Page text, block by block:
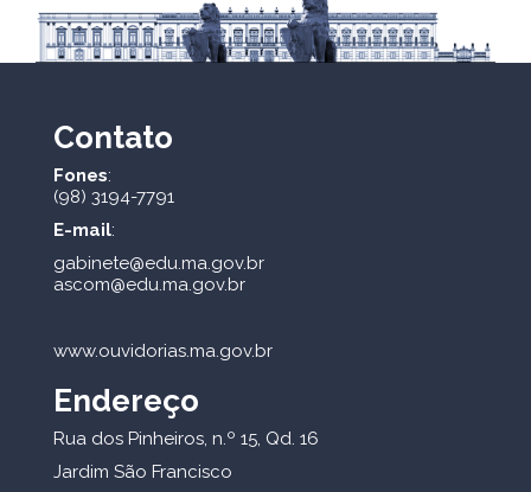
Contato
Fones:
(98) 3194-7791
E-mail:
gabinete@edu.ma.gov.br
ascom@edu.ma.gov.br
www.ouvidorias.ma.gov.br
Endereço
Rua dos Pinheiros, n.º 15, Qd. 16
Jardim São Francisco